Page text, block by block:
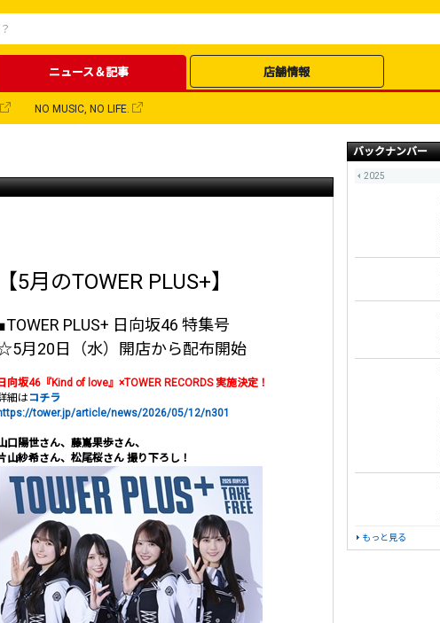
ニュース＆記事 店舗情報
NO MUSIC, NO LIFE.
【5月のTOWER PLUS+】
PLUS+ 日向坂46 特集号
月20日（水）開店から配布開始
日向坂46『Kind of love』×TOWER RECORDS 実施決定！
細はコチラ
tower.jp/article/news/2026/05/12/n301
口陽世さん、藤嶌果歩さん、
山紗希さん、松尾桜さん 撮り下ろし！
バックナンバー
2025
もっと見る